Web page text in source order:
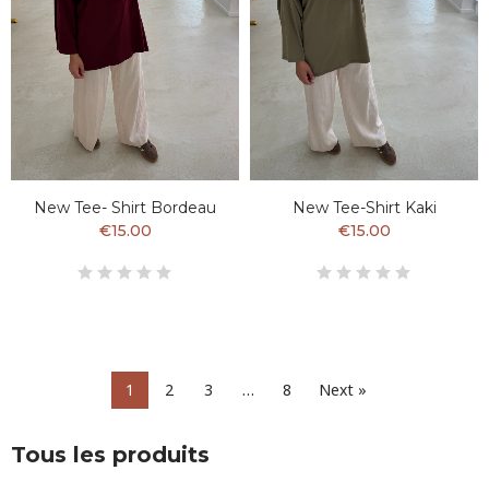
New Tee- Shirt Bordeau
€15.00
New Tee-Shirt Kaki
€15.00
1 2 3 … 8 Next »
Tous les produits